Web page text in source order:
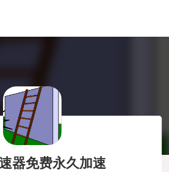
器免费永久加速